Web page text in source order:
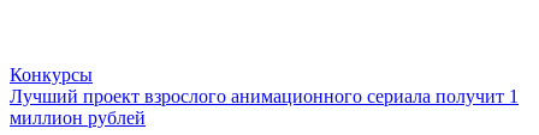
Конкурсы
Лучший проект взрослого анимационного сериала получит 1
миллион рублей